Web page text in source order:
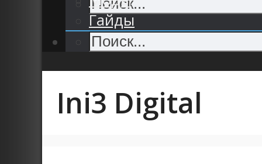
Гайды
Ini3 Digital